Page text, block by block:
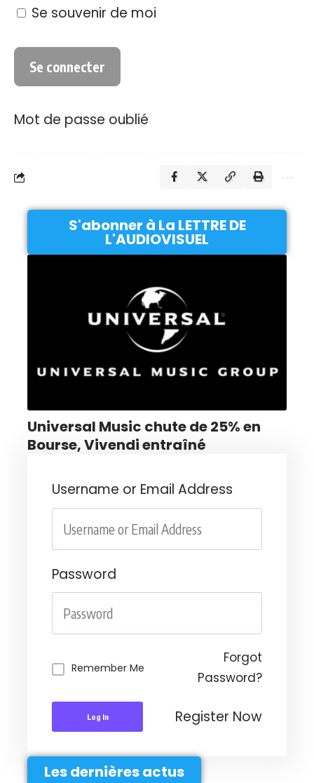
Se souvenir de moi
Mot de passe oublié
S'abonner à La LETTRE DE
L'AUDIOVISUEL
Universal Music chute de 25% en
Bourse, Vivendi entraîné
Username or Email Address
Password
Remember Me
Forgot
Password?
Log In Register Now
Les dernières actus